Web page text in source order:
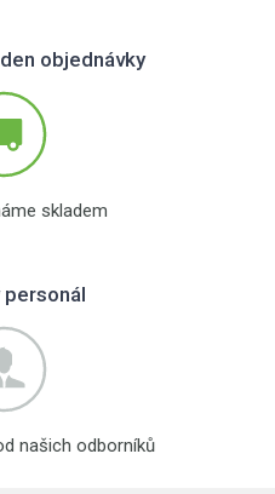
objednávky
skladem
personál
našich odborníků